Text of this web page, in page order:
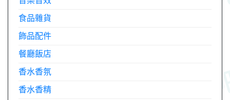
食品雜貨
飾品配件
餐廳飯店
香水香氛
香水香精